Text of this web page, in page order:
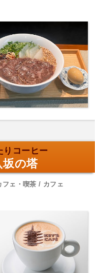
りコーヒー
坂の塔
ェ・喫茶 / カフェ